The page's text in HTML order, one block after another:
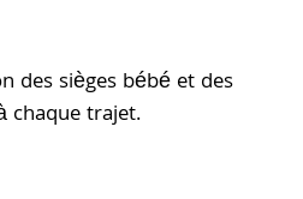
des sièges bébé et des
chaque trajet.